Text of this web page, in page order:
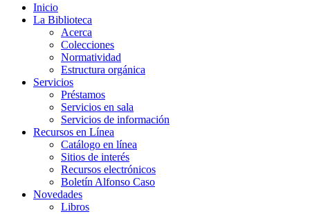
Inicio
La Biblioteca
Acerca
Colecciones
Normatividad
Estructura orgánica
Servicios
Préstamos
Servicios en sala
Servicios de información
Recursos en Línea
Catálogo en línea
Sitios de interés
Recursos electrónicos
Boletín Alfonso Caso
Novedades
Libros